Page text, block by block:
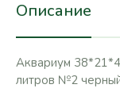
Описание
Аквариум
литров №2